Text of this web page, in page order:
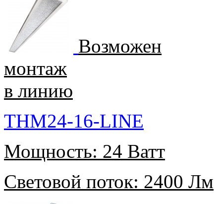
Возможен
монтаж
в линию
THM24-16-LINE
Мощность: 24 Ватт
Световой поток: 2400 Лм